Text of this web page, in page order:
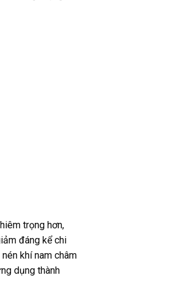
trọng hơn,
đáng kể chi
khí nam châm
dụng thành